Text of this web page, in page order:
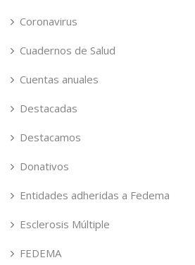
Coronavirus
Cuadernos de Salud
Cuentas anuales
Destacadas
Destacamos
Donativos
Entidades adheridas a Fedema
Esclerosis Múltiple
FEDEMA